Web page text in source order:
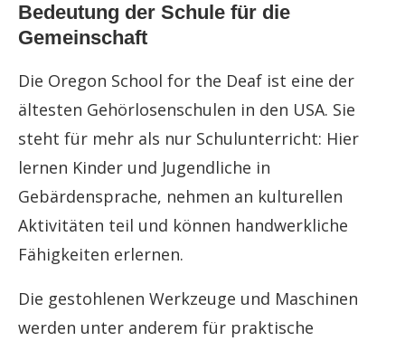
Bedeutung der Schule für die
Gemeinschaft
Die Oregon School for the Deaf ist eine der
ältesten Gehörlosenschulen in den USA. Sie
steht für mehr als nur Schulunterricht: Hier
lernen Kinder und Jugendliche in
Gebärdensprache, nehmen an kulturellen
Aktivitäten teil und können handwerkliche
Fähigkeiten erlernen.
Die gestohlenen Werkzeuge und Maschinen
werden unter anderem für praktische